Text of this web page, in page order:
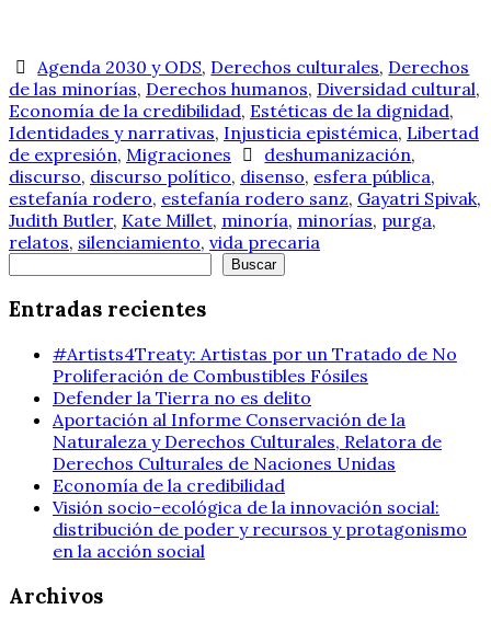
Agenda 2030 y ODS, Derechos culturales, Derechos
de las minorías, Derechos humanos, Diversidad cultural,
Economía de la credibilidad, Estéticas de la dignidad,
Identidades y narrativas, Injusticia epistémica, Libertad
de expresión, Migraciones deshumanización,
discurso, discurso político, disenso, esfera pública,
estefanía rodero, estefanía rodero sanz, Gayatri Spivak,
Judith Butler, Kate Millet, minoría, minorías, purga,
relatos, silenciamiento, vida precaria
Buscar
Entradas recientes
#Artists4Treaty: Artistas por un Tratado de No
Proliferación de Combustibles Fósiles
Defender la Tierra no es delito
Aportación al Informe Conservación de la
Naturaleza y Derechos Culturales, Relatora de
Derechos Culturales de Naciones Unidas
Economía de la credibilidad
Visión socio-ecológica de la innovación social:
distribución de poder y recursos y protagonismo
en la acción social
Archivos